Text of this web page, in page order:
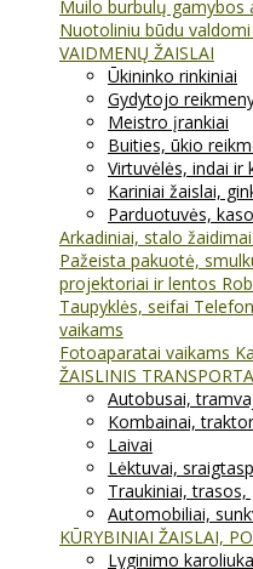
Muilo burbulų gamybos
Nuotoliniu būdu valdomi
VAIDMENŲ ŽAISLAI
Ūkininko rinkiniai
Gydytojo
Meistro įrankiai
Buities, ūkio
Virtuvėlės, indai ir
Kariniai žaislai,
Parduotuvės,
Arkadiniai, stalo žaidimai
Pažeista pakuotė,
projektoriai ir lentos
Taupyklės, seifai
vaikams
Fotoaparatai vaikams
ŽAISLINIS
Autobusai,
Kombainai,
Laivai
Lėktuvai,
Traukiniai, trasos,
Automobiliai,
KŪRYBINIAI ŽAISLAI,
Lyginimo